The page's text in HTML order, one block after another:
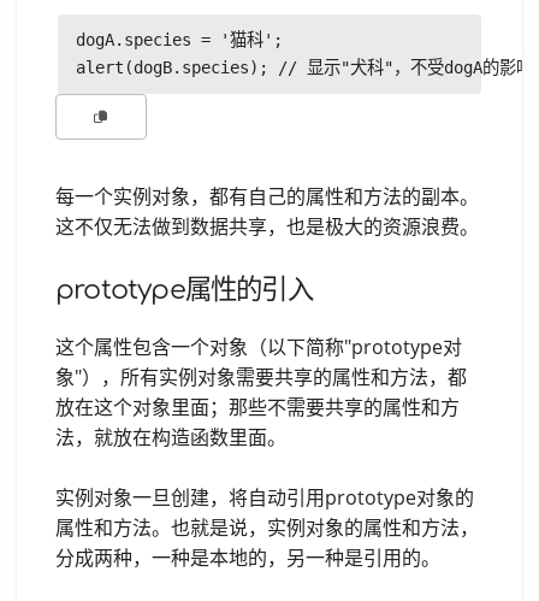
dogA.species = '猫科';
每一个实例对象，都有自己的属性和方法的副本。
这不仅无法做到数据共享，也是极大的资源浪费。
prototype属性的引入
这个属性包含一个对象（以下简称"prototype对
象"），所有实例对象需要共享的属性和方法，都
放在这个对象里面；那些不需要共享的属性和方
法，就放在构造函数里面。
实例对象一旦创建，将自动引用prototype对象的
属性和方法。也就是说，实例对象的属性和方法，
分成两种，一种是本地的，另一种是引用的。